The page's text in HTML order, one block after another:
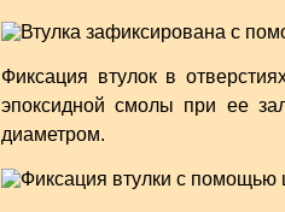
Фиксация втулок в
эпоксидной смолы при ее
диаметром.